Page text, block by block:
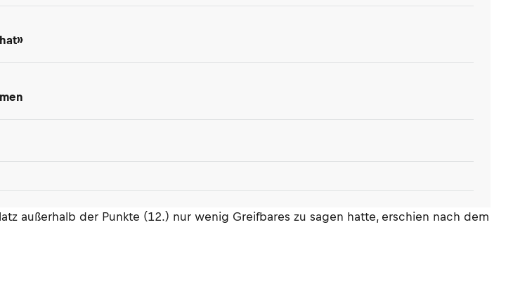
außerhalb der Punkte (12.) nur wenig Greifbares zu sagen hatte, erschien nach dem